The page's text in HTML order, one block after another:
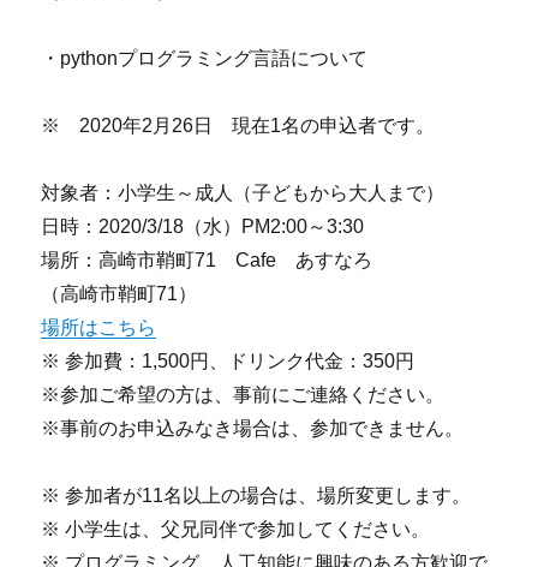
・pythonプログラミング言語について
※ 2020年2月26日 現在1名の申込者です。
対象者：小学生～成人（子どもから大人まで）
日時：2020/3/18（水）PM2:00～3:30
場所：高崎市鞘町71 Cafe あすなろ
（高崎市鞘町71）
場所はこちら
※ 参加費：1,500円、ドリンク代金：350円
※参加ご希望の方は、事前にご連絡ください。
※事前のお申込みなき場合は、参加できません。
※ 参加者が11名以上の場合は、場所変更します。
※ 小学生は、父兄同伴で参加してください。
※ プログラミング、人工知能に興味のある方歓迎で